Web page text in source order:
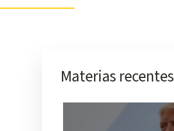
Materias recentes